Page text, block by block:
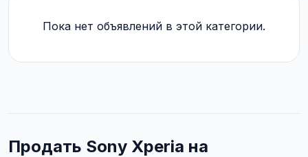
Пока нет объявлений в этой категории.
Продать Sony Xperia на